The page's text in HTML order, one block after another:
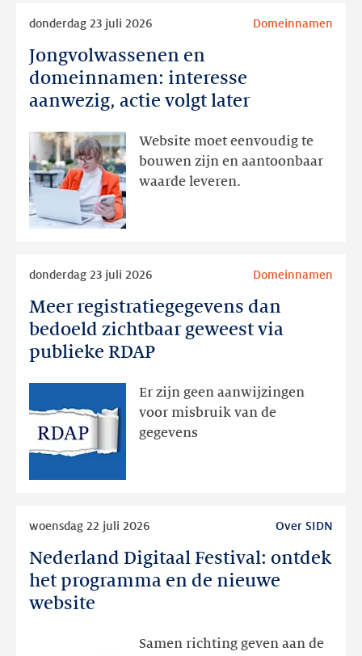
Jongvolwassenen en
domeinnamen: interesse
aanwezig, actie volgt later
donderdag 23 juli 2026 Domeinnamen
Website moet eenvoudig te
bouwen zijn en aantoonbaar
waarde leveren.
Jongvolwassenen
aanwezig,
actie
volgt
later
Meer registratiegegevens dan
bedoeld zichtbaar geweest via
publieke RDAP
donderdag 23 juli 2026 Domeinnamen
Er zijn geen aanwijzingen
voor misbruik van de
gegevens
Meer
registratiegegevens
bedoeld
zichtbaar
Nederland Digitaal Festival: ontdek
het programma en de nieuwe
website
woensdag 22 juli 2026 Over SIDN
Samen richting geven aan de
Nederland
Digitaal
Festival: